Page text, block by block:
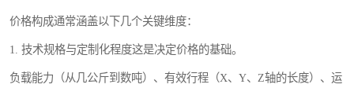
价格构成通常涵盖以下几个关键维度：
1. 技术规格与定制化程度这是决定价格的基础。
负载能力（从几公斤到数吨）、有效行程（X、Y、Z轴的长度）、运